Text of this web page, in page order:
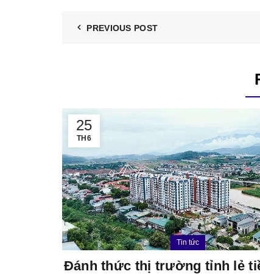
PREVIOUS POST
25
TH6
Tin tức
Đánh thức thị trường tỉnh lẻ